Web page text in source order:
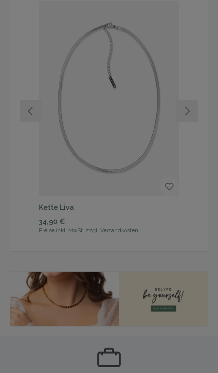
Kette Liva
Regulärer Preis:
34,90 €
Preise inkl. MwSt. zzgl. Versandkosten